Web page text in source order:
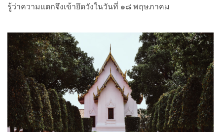
รู้ว่าความแตกจึงเข้ายึดวังในวันที่ ๑๘ พฤษภาคม